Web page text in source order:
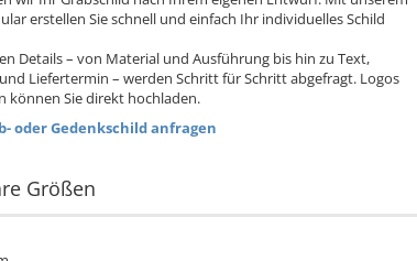
erstellen Sie schnell und einfach Ihr individuelles Schild
Details – von Material und Ausführung bis hin zu Text,
Liefertermin – werden Schritt für Schritt abgefragt. Logos
können Sie direkt hochladen.
oder Gedenkschild anfragen
Größen